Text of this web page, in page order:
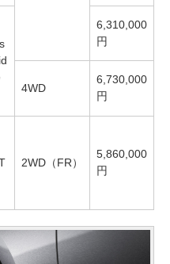
6,310,000
円
4WD
6,730,000
円
2WD（FR）
5,860,000
円